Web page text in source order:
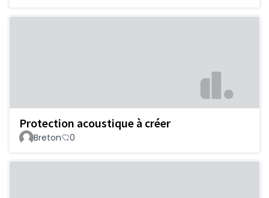
Protection acoustique à créer
Breton 0